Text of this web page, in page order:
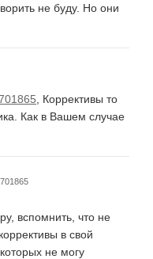
не буду. Но они
, Коррективы то
Как в Вашем случае
вспомнить, что не
в свой
не могу